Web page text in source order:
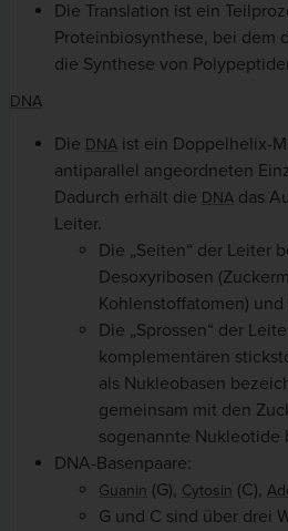
Die Translation ist ein
Proteinbiosynthese, bei dem
die Synthese von
DNA
Die DNA ist ein Doppelhelix-
antiparallel angeordneten
Dadurch erhält die DNA das
Leiter.
Die „Seiten“ der Leiter
Desoxyribosen
Kohlenstoffatomen)
Die „Sprossen“ der
komplementären
als Nukleobasen
gemeinsam mit den
sogenannte Nukleotide
DNA-Basenpaare:
Guanin (G), Cytosin (C),
G und C sind über drei